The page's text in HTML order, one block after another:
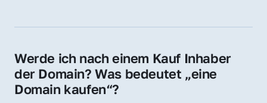
Werde ich nach einem Kauf Inhaber
der Domain? Was bedeutet „eine
Domain kaufen“?